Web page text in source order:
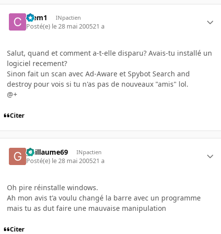
Clem1 INpactien
Posté(e) le 28 mai 200521 a
Salut, quand et comment a-t-elle disparu? Avais-tu installé un
logiciel recement?
Sinon fait un scan avec Ad-Aware et Spybot Search and
destroy pour vois si tu n'as pas de nouveaux "amis" lol.
@+
Citer
guillaume69 INpactien
Posté(e) le 28 mai 200521 a
Oh pire réinstalle windows.
Ah mon avis t'a voulu changé la barre avec un programme
mais tu as dut faire une mauvaise manipulation
Citer